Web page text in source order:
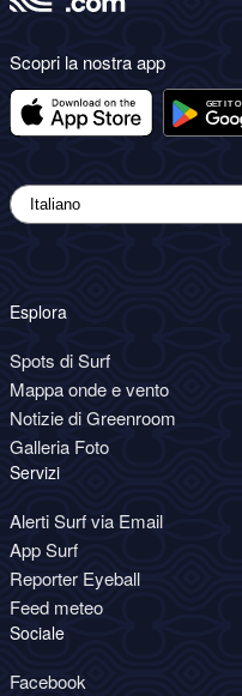
Scopri la nostra app
Esplora
Spots di Surf
Mappa onde e vento
Notizie di Greenroom
Galleria Foto
Servizi
Alerti Surf via Email
App Surf
Reporter Eyeball
Feed meteo
Sociale
Facebook